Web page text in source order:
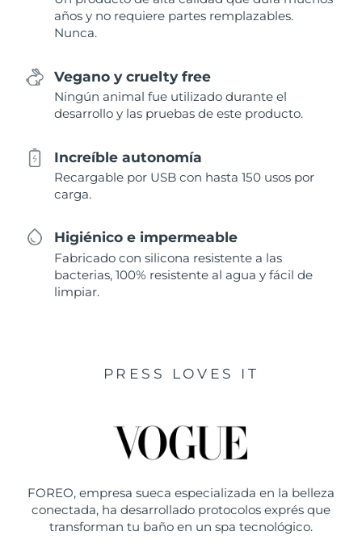
años y no requiere partes remplazables.
Nunca.
Vegano y cruelty free
Ningún animal fue utilizado durante el
desarrollo y las pruebas de este producto.
Increíble autonomía
Recargable por USB con hasta 150 usos por
carga.
Higiénico e impermeable
Fabricado con silicona resistente a las
bacterias, 100% resistente al agua y fácil de
limpiar.
PRESS LOVES IT
FOREO, empresa sueca especializada en la belleza
conectada, ha desarrollado protocolos exprés que
transforman tu baño en un spa tecnológico.